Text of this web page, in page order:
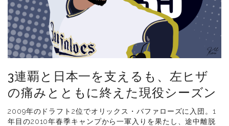
3連覇と日本一を支えるも、左ヒザ
の痛みとともに終えた現役シーズン
2009年のドラフト2位でオリックス・バファローズに入団。1
年目の2010年春季キャンプから一軍入りを果たし、途中離脱